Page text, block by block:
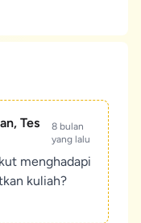
Tes
8 bulan
yang lalu
menghadapi
kuliah?